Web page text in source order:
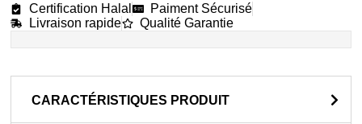
Certification Halal
Paiment Sécurisé
Livraison rapide
Qualité Garantie
CARACTÉRISTIQUES PRODUIT